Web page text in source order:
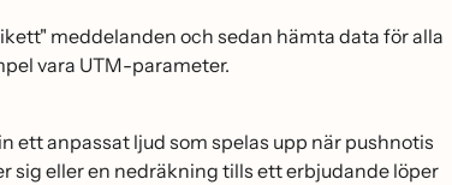
meddelanden och sedan hämta data för alla
vara UTM-parameter.
ett anpassat ljud som spelas upp när pushnotis
sig eller en nedräkning tills ett erbjudande löper